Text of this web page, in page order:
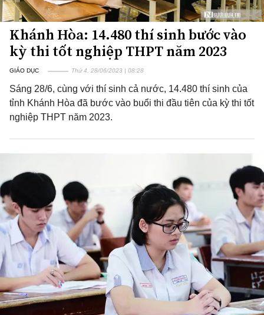
Khánh Hòa: 14.480 thí sinh bước vào
kỳ thi tốt nghiệp THPT năm 2023
GIÁO DỤC Thứ 4, 28/06/2023 | 08:28
Sáng 28/6, cùng với thí sinh cả nước, 14.480 thí sinh của
tỉnh Khánh Hòa đã bước vào buổi thi đầu tiên của kỳ thi tốt
nghiệp THPT năm 2023.